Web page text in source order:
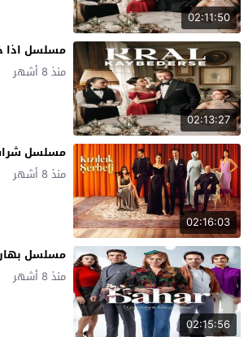
02:11:50
02:13:27
مسلسل اذا
منذ 8 أشهر
02:16:03
مسلسل شراب
منذ 8 أشهر
02:15:56
مسلسل بهار
منذ 8 أشهر